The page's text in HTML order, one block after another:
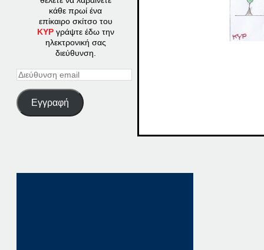
κάθε πρωί ένα
επίκαιρο σκίτσο του
ΚΥΡγράψτε έδω την
ηλεκτρονική σας
διεύθυνση.
Διεύθυνση
Εγγραφή